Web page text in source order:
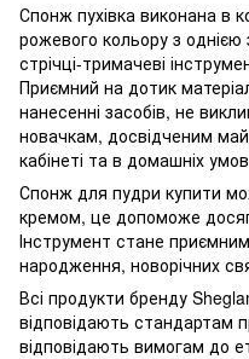
Спонж пухівка виконана в
рожевого кольору з
стрічці-тримачеві
Приємний на дотик
нанесенні засобів, не
новачкам, досвідченим
кабінеті та в домашніх
Спонж для пудри купити
кремом, це допоможе
Інструмент стане
народження, новорічних
Всі продукти бренду
відповідають стандартам
відповідають вимогам до